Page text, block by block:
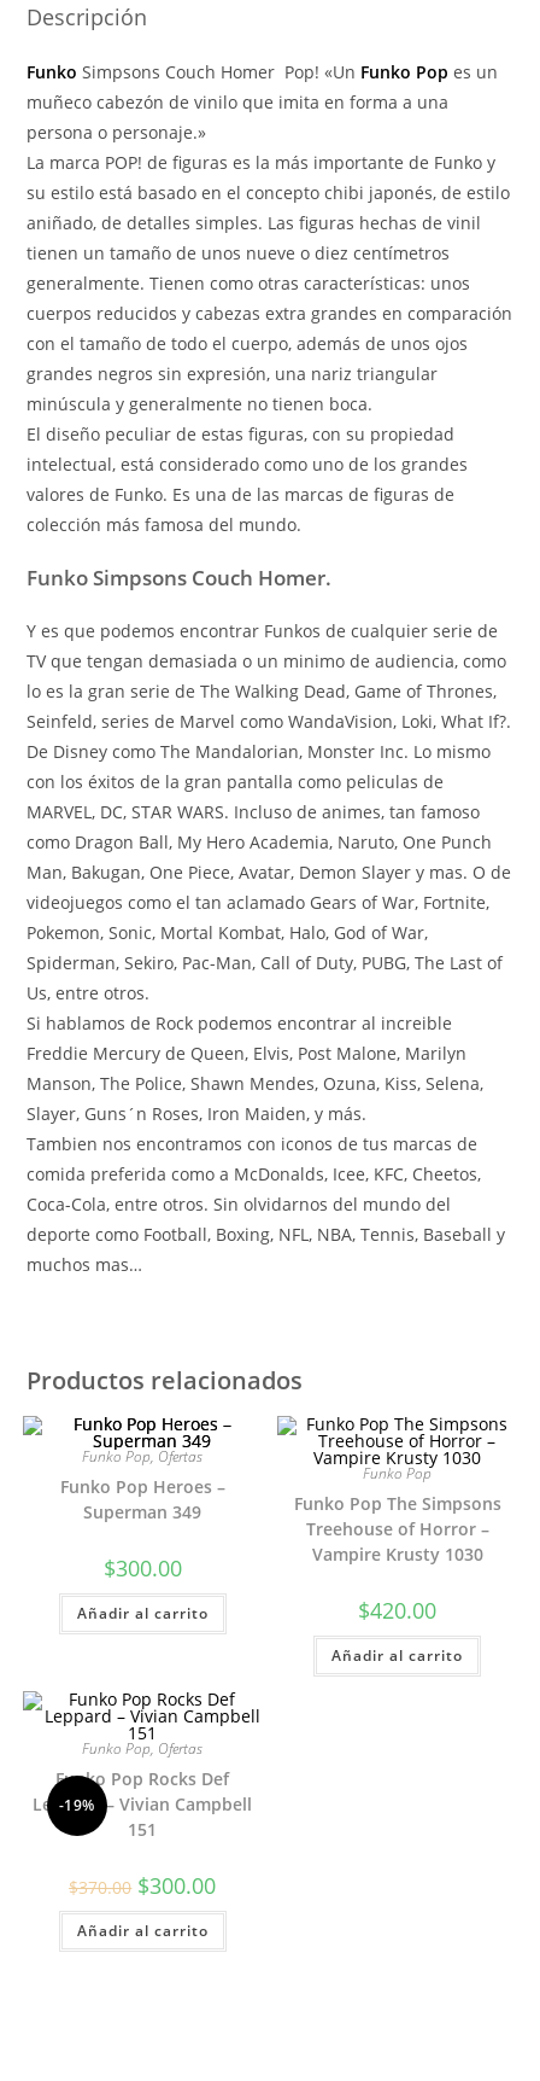
Descripción
Funko Simpsons Couch Homer Pop! «Un Funko Pop es un
muñeco cabezón de vinilo que imita en forma a una
persona o personaje.»
La marca POP! de figuras es la más importante de Funko y
su estilo está basado en el concepto chibi japonés, de estilo
aniñado, de detalles simples. Las figuras hechas de vinil
tienen un tamaño de unos nueve o diez centímetros
generalmente. Tienen como otras características: unos
cuerpos reducidos y cabezas extra grandes en comparación
con el tamaño de todo el cuerpo, además de unos ojos
grandes negros sin expresión, una nariz triangular
minúscula y generalmente no tienen boca.
El diseño peculiar de estas figuras, con su propiedad
intelectual, está considerado como uno de los grandes
valores de Funko. Es una de las marcas de figuras de
colección más famosa del mundo.
Funko Simpsons Couch Homer.
Y es que podemos encontrar Funkos de cualquier serie de
TV que tengan demasiada o un minimo de audiencia, como
lo es la gran serie de The Walking Dead, Game of Thrones,
Seinfeld, series de Marvel como WandaVision, Loki, What If?.
De Disney como The Mandalorian, Monster Inc. Lo mismo
con los éxitos de la gran pantalla como peliculas de
MARVEL, DC, STAR WARS. Incluso de animes, tan famoso
como Dragon Ball, My Hero Academia, Naruto, One Punch
Man, Bakugan, One Piece, Avatar, Demon Slayer y mas. O de
videojuegos como el tan aclamado Gears of War, Fortnite,
Pokemon, Sonic, Mortal Kombat, Halo, God of War,
Spiderman, Sekiro, Pac-Man, Call of Duty, PUBG, The Last of
Us, entre otros.
Si hablamos de Rock podemos encontrar al increible
Freddie Mercury de Queen, Elvis, Post Malone, Marilyn
Manson, The Police, Shawn Mendes, Ozuna, Kiss, Selena,
Slayer, Guns´n Roses, Iron Maiden, y más.
Tambien nos encontramos con iconos de tus marcas de
comida preferida como a McDonalds, Icee, KFC, Cheetos,
Coca-Cola, entre otros. Sin olvidarnos del mundo del
deporte como Football, Boxing, NFL, NBA, Tennis, Baseball y
muchos mas…
Productos relacionados
Funko Pop, Ofertas
Funko Pop Heroes –
Superman 349
$300.00
Añadir al carrito
Funko Pop
Funko Pop The Simpsons
Treehouse of Horror –
Vampire Krusty 1030
$420.00
Añadir al carrito
-19%
Funko Pop, Ofertas
Funko Pop Rocks Def
Leppard – Vivian Campbell
151
$370.00 El
precio
original
era:
$370.00.
$300.00El
actual
$300.00.
Añadir al carrito